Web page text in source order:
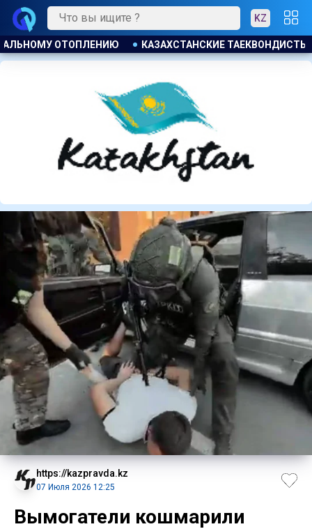
KZ
ЗАВОЕВАЛИ ЧЕТЫРЕ МЕДАЛИ НА ТУРНИРЕ В
https://kazpravda.kz
07 Июля 2026 12:25
Вымогатели кошмарили